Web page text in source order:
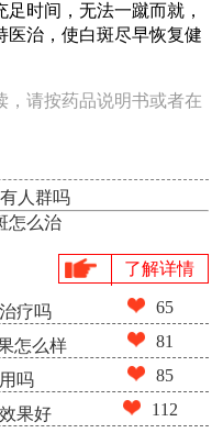
时间，无法一蹴而就，
医治，使白斑尽早恢复健
，请按药品说明书或者在
人群吗
怎么治
了解详情
疗吗 65
怎么样 81
吗 85
果好 112